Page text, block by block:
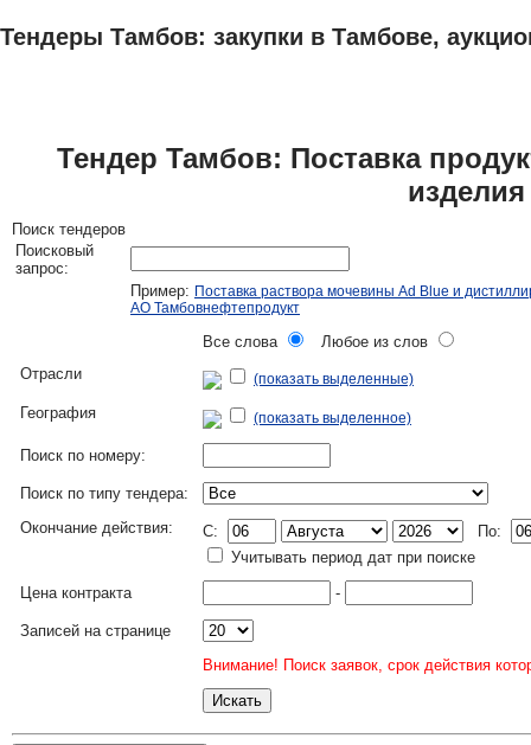
Тендеры Тамбов: закупки в Тамбове,
Тендер Тамбов: Поставка
изделия
Поиск тендеров
Поисковый
запрос:
Пример: Поставка раствора мочевины Ad Blue и
АО Тамбовнефтепродукт
Все слова
Любое из слов
Отрасли
(показать выделенные)
География (показать выделенное)
Поиск по номеру:
Поиск по типу тендера:
Окончание действия:
C:
По:
Учитывать период дат при поиске
Цена контракта
-
Записей на странице
Внимание! Поиск заявок, срок действия